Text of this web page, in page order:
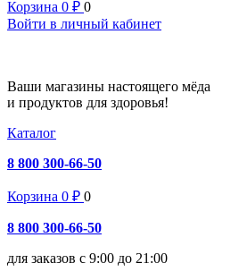
Корзина 0 ₽ 0
Войти в личный кабинет
Ваши магазины настоящего мёда
и продуктов для здоровья!
Каталог
8 800 300-66-50
Корзина 0 ₽ 0
8 800 300-66-50
для заказов с 9:00 до 21:00